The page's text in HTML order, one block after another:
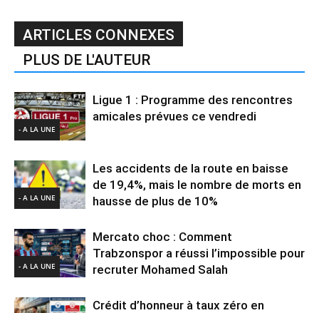
ARTICLES CONNEXES
PLUS DE L'AUTEUR
- A LA UNE
Ligue 1 : Programme des rencontres
amicales prévues ce vendredi
- A LA UNE
Les accidents de la route en baisse
de 19,4%, mais le nombre de morts en
hausse de plus de 10%
- A LA UNE
Mercato choc : Comment
Trabzonspor a réussi l’impossible pour
recruter Mohamed Salah
Crédit d’honneur à taux zéro en